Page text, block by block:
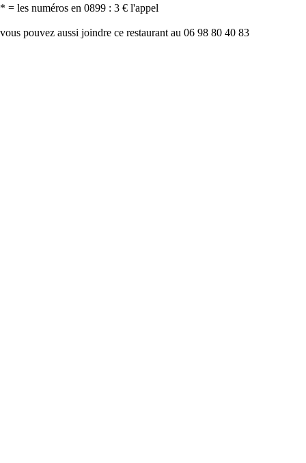
* = les numéros en 0899 : 3 € l'appel
vous pouvez aussi joindre ce restaurant au 06 98 80 40 83